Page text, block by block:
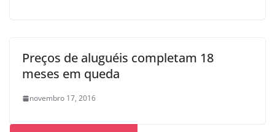
Preços de aluguéis completam 18
meses em queda
novembro 17, 2016